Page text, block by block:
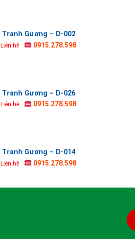
Tranh Gương – D-002
Liên hệ 0915.278.598
Tranh Gương – D-026
Liên hệ 0915.278.598
Tranh Gương – D-014
Liên hệ 0915.278.598